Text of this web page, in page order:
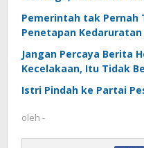
Pemerintah tak Pernah
Penetapan
Jangan Percaya Berita
Kecelakaan, Itu Tidak
Istri Pindah ke Partai
oleh -